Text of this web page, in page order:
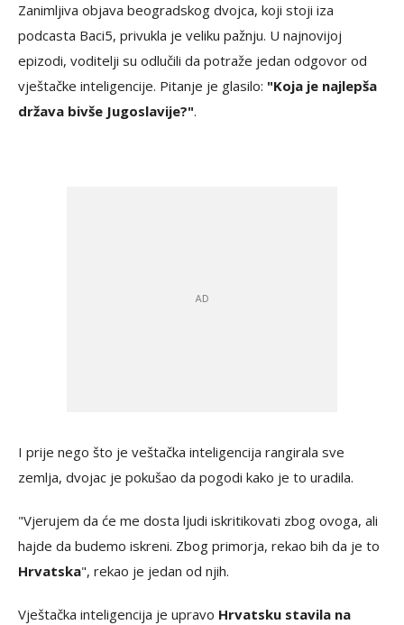
Zanimljiva objava beogradskog dvojca, koji stoji iza
podcasta Baci5, privukla je veliku pažnju. U najnovijoj
epizodi, voditelji su odlučili da potraže jedan odgovor od
vještačke inteligencije. Pitanje je glasilo: "Koja je najlepša
država bivše Jugoslavije?".
I prije nego što je veštačka inteligencija rangirala sve
zemlja, dvojac je pokušao da pogodi kako je to uradila.
"Vjerujem da će me dosta ljudi iskritikovati zbog ovoga, ali
hajde da budemo iskreni. Zbog primorja, rekao bih da je to
Hrvatska", rekao je jedan od njih.
Vještačka inteligencija je upravo Hrvatsku stavila na